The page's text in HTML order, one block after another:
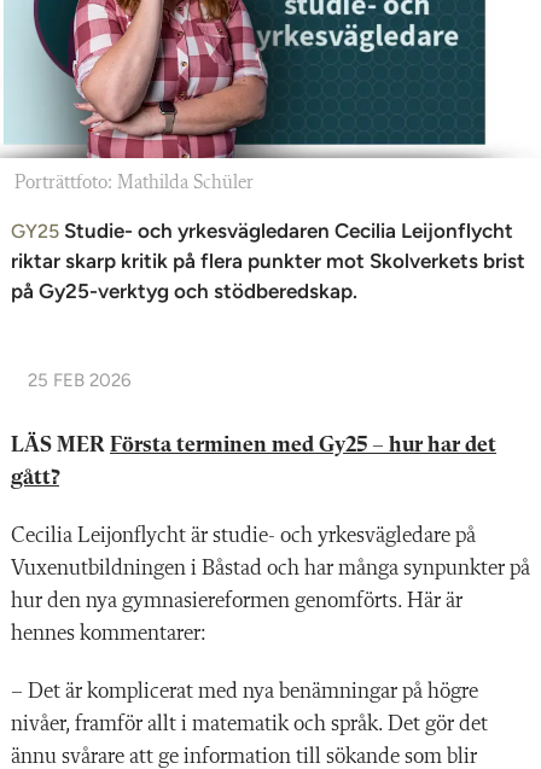
Porträttfoto: Mathilda Schüler
GY25 Studie- och yrkesvägledaren Cecilia Leijonflycht
riktar skarp kritik på flera punkter mot Skolverkets brist
på Gy25-verktyg och stödberedskap.
25 FEB 2026
LÄS MER Första terminen med Gy25 – hur har det
gått?
Cecilia Leijonflycht är studie- och yrkesvägledare på
Vuxenutbildningen i Båstad och har många synpunkter på
hur den nya gymnasiereformen genomförts. Här är
hennes kommentarer:
– Det är komplicerat med nya benämningar på högre
nivåer, framför allt i matematik och språk. Det gör det
ännu svårare att ge information till sökande som blir